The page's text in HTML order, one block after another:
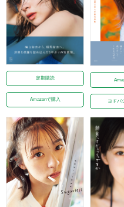
定期購読
Amazonで購入 ヨドバ